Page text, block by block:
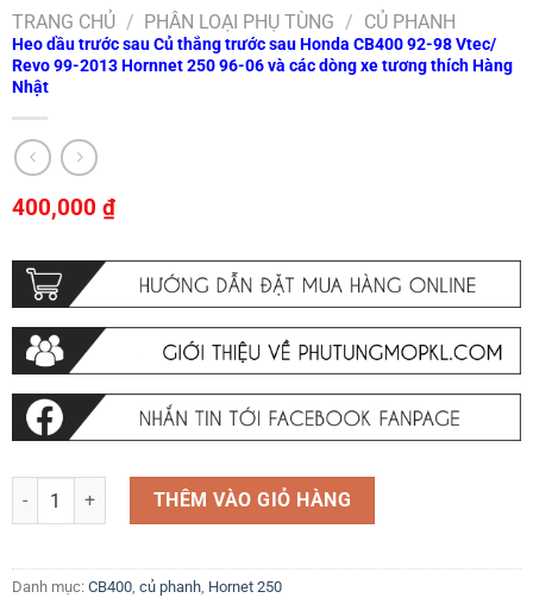
TRANG CHỦ / PHÂN LOẠI PHỤ TÙNG / CỦ PHANH
Heo dầu trước sau Củ thắng trước sau Honda CB400 92-98 Vtec/
Revo 99-2013 Hornnet 250 96-06 và các dòng xe tương thích Hàng
Nhật
400,000 ₫
Heo dầu trước sau Củ thắng trước sau Honda CB400 92-98 Vtec/
THÊM VÀO GIỎ HÀNG
Danh mục: CB400, củ phanh, Hornet 250